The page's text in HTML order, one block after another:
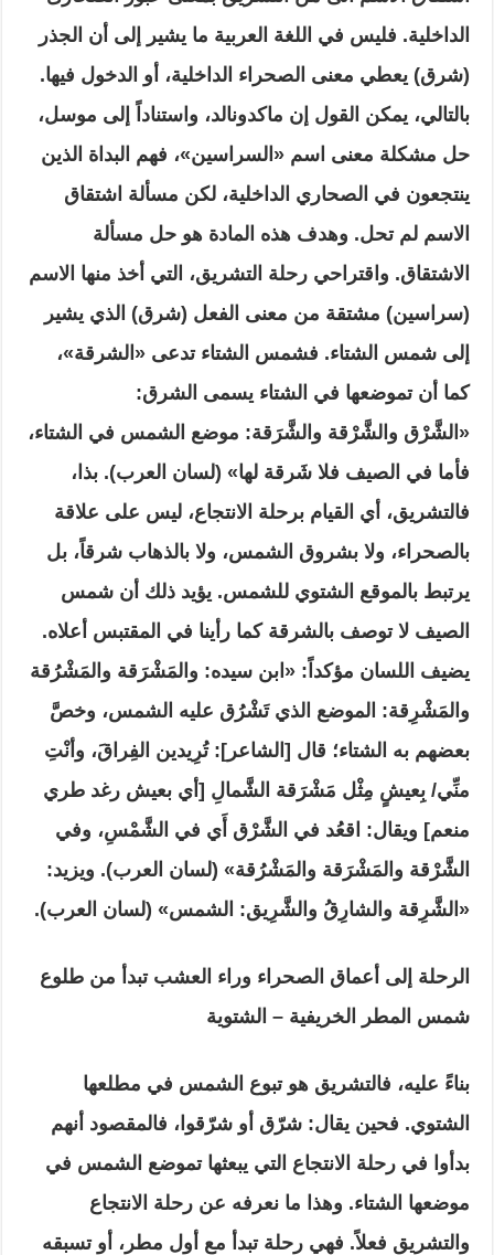
الداخلية. فليس في اللغة العربية ما يشير إلى أن الجذر
(شرق) يعطي معنى الصحراء الداخلية، أو الدخول فيها.
بالتالي، يمكن القول إن ماكدونالد، واستناداً إلى موسل،
حل مشكلة معنى اسم «السراسين»، فهم البداة الذين
ينتجعون في الصحاري الداخلية، لكن مسألة اشتقاق
الاسم لم تحل. وهدف هذه المادة هو حل مسألة
الاشتقاق. واقتراحي رحلة التشريق، التي أخذ منها الاسم
(سراسين) مشتقة من معنى الفعل (شرق) الذي يشير
إلى شمس الشتاء. فشمس الشتاء تدعى «الشرقة»،
كما أن تموضعها في الشتاء يسمى الشرق:
«الشَّرْق والشَّرْقة والشَّرَقة: موضع الشمس في الشتاء،
فأما في الصيف فلا شَرقة لها» (لسان العرب). بذا،
فالتشريق، أي القيام برحلة الانتجاع، ليس على علاقة
بالصحراء، ولا بشروق الشمس، ولا بالذهاب شرقاً، بل
يرتبط بالموقع الشتوي للشمس. يؤيد ذلك أن شمس
الصيف لا توصف بالشرقة كما رأينا في المقتبس أعلاه.
يضيف اللسان مؤكداً: «ابن سيده: والمَشْرَقة والمَشْرُقة
والمَشْرِقة: الموضع الذي تَشْرُق عليه الشمس، وخصَّ
بعضهم به الشتاء؛ قال [الشاعر]: تُرِيدين الفِراقَ، وأنْتِ
منِّي/ بِعيشٍ مِثْل مَشْرَقة الشَّمالِ [أي بعيش رغد طري
منعم] ويقال: اقعُد في الشَّرْق أَي في الشَّمْسِ، وفي
الشَّرْقة والمَشْرَقة والمَشْرُقة» (لسان العرب). ويزيد:
«الشَّرِقة والشارِقُ والشَّرِيق: الشمس» (لسان العرب).
الرحلة إلى أعماق الصحراء وراء العشب تبدأ من طلوع
شمس المطر الخريفية – الشتوية
بناءً عليه، فالتشريق هو تبوع الشمس في مطلعها
الشتوي. فحين يقال: شرّق أو شرّقوا، فالمقصود أنهم
بدأوا في رحلة الانتجاع التي يبعثها تموضع الشمس في
موضعها الشتاء. وهذا ما نعرفه عن رحلة الانتجاع
والتشريق فعلاً. فهي رحلة تبدأ مع أول مطر، أو تسبقه